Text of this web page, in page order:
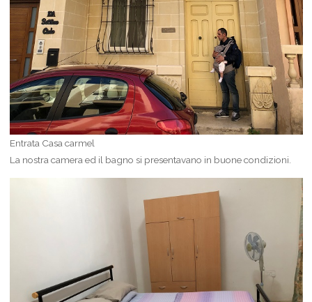
Entrata Casa carmel
La nostra camera ed il bagno si presentavano in buone condizioni.